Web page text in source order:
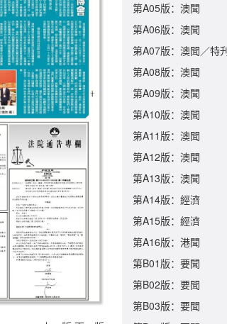
第A05版：澳聞
第A06版：澳聞
第A07版：澳聞／特
第A08版：澳聞
第A09版：澳聞
第A10版：澳聞
第A11版：澳聞
第A12版：澳聞
第A13版：澳聞
第A14版：經濟
第A15版：經濟
第A16版：港聞
第B01版：要聞
第B02版：要聞
第B03版：要聞